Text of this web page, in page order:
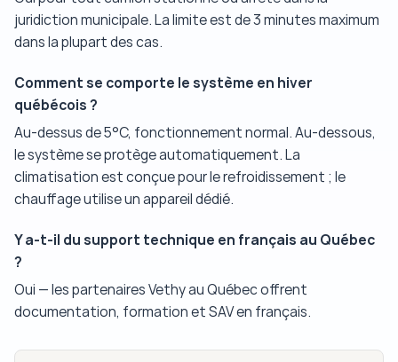
juridiction municipale. La limite est de 3 minutes maximum
dans la plupart des cas.
Comment se comporte le système en hiver
québécois ?
Au-dessus de 5°C, fonctionnement normal. Au-dessous,
le système se protège automatiquement. La
climatisation est conçue pour le refroidissement ; le
chauffage utilise un appareil dédié.
Y a-t-il du support technique en français au Québec
?
Oui — les partenaires Vethy au Québec offrent
documentation, formation et SAV en français.